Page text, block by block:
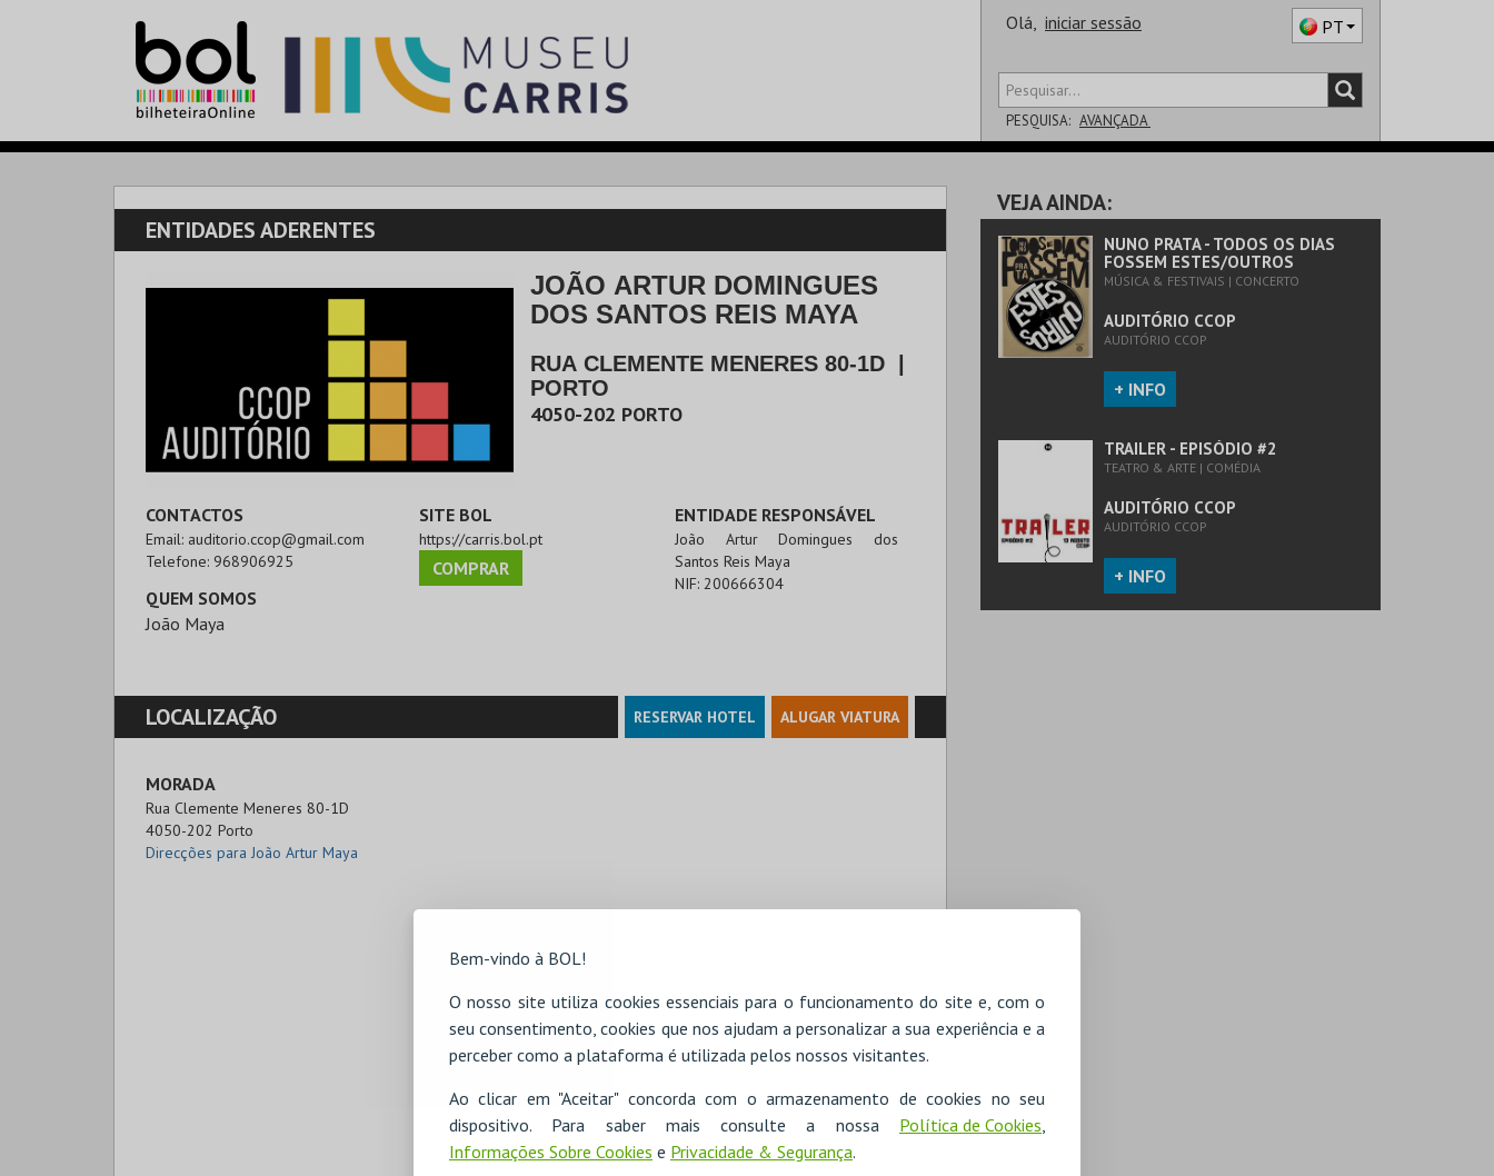
Bem-vindo à BOL!
O nosso site utiliza cookies essenciais para o funcionamento do site e, com o
seu consentimento, cookies que nos ajudam a personalizar a sua experiência e a
perceber como a plataforma é utilizada pelos nossos visitantes.
Ao clicar em "Aceitar" concorda com o armazenamento de cookies no seu
dispositivo. Para saber mais consulte a nossa Política de Cookies,
Informações Sobre Cookies e Privacidade & Segurança.
Olá, iniciar sessão PT
PESQUISA: AVANÇADA
SALA
ENTIDADES ADERENTES
JOÃO ARTUR DOMINGUES
DOS SANTOS REIS MAYA
RUA CLEMENTE MENERES 80-1D
PORTO
4050-202 PORTO
CONTACTOS
Email: auditorio.ccop@gmail.com
Telefone: 968906925
QUEM SOMOS
João Maya
SITE BOL
https://carris.bol.pt
COMPRAR
ENTIDADE RESPONSÁVEL
João Artur Domingues dos
Santos Reis Maya
NIF:200666304
LOCALIZAÇÃO RESERVAR HOTEL ALUGAR VIATURA
MORADA
Rua Clemente Meneres 80-1D
4050-202 Porto
Direcções para João Artur Maya
VEJA AINDA:
NUNO PRATA - TODOS OS DIAS
FOSSEM ESTES/OUTROS
MÚSICA & FESTIVAIS | CONCERTO
AUDITÓRIO CCOP
AUDITÓRIO CCOP
+ INFO
TRAILER - EPISÓDIO #2
TEATRO & ARTE | COMÉDIA
AUDITÓRIO CCOP
AUDITÓRIO CCOP
+ INFO